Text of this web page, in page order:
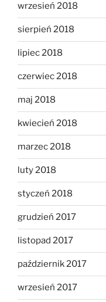
wrzesień 2018
sierpień 2018
lipiec 2018
czerwiec 2018
maj 2018
kwiecień 2018
marzec 2018
luty 2018
styczeń 2018
grudzień 2017
listopad 2017
październik 2017
wrzesień 2017